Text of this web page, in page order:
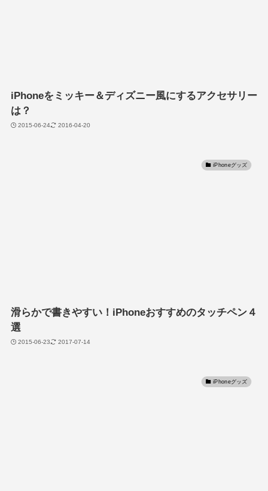
iPhoneをミッキー＆ディズニー風にするアクセサリー
は？
2015-06-24 2016-04-20
iPhoneグッズ
滑らかで書きやすい！iPhoneおすすめのタッチペン４
選
2015-06-23 2017-07-14
iPhoneグッズ